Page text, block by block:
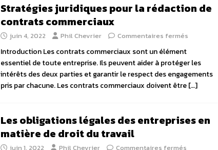
Stratégies juridiques pour la rédaction de
contrats commerciaux
juin 4, 2022 Phil Chevrier Commentaires fermés
Introduction Les contrats commerciaux sont un élément
essentiel de toute entreprise. Ils peuvent aider à protéger les
intérêts des deux parties et garantir le respect des engagements
pris par chacune. Les contrats commerciaux doivent être[…]
Les obligations légales des entreprises en
matière de droit du travail
juin 1, 2022 Phil Chevrier Commentaires fermés